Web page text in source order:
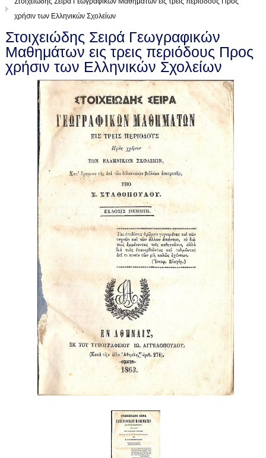
χρήσιν των Ελληνικών Σχολείων
Στοιχειώδης Σειρά Γεωγραφικών
Μαθημάτων εις τρεις περιόδους Προς
χρήσιν των Ελληνικών Σχολείων